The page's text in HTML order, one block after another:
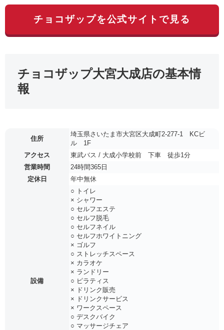
チョコザップを公式サイトで見る
チョコザップ大宮大成店の基本情
報
住所
埼玉県さいたま市大宮区大成町2-277-1 KCビ
ル 1F
アクセス
東武バス / 大成小学校前 下車 徒歩1分
営業時間
24時間365日
定休日
年中無休
設備
○ トイレ
× シャワー
○ セルフエステ
○ セルフ脱毛
○ セルフネイル
○ セルフホワイトニング
× ゴルフ
○ ストレッチスペース
× カラオケ
× ランドリー
○ ピラティス
× ドリンク販売
× ドリンクサービス
× ワークスペース
○ デスクバイク
○ マッサージチェア